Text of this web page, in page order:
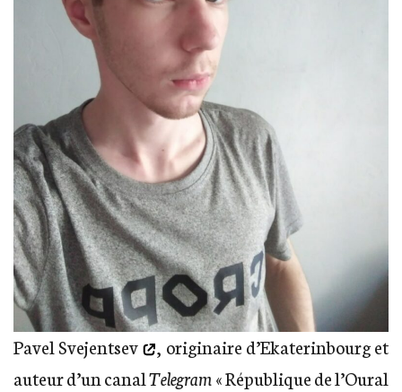
Pavel Svejentsev
, originaire d’Ekaterinbourg et
auteur d’un canalTelegram« République de l’Oural